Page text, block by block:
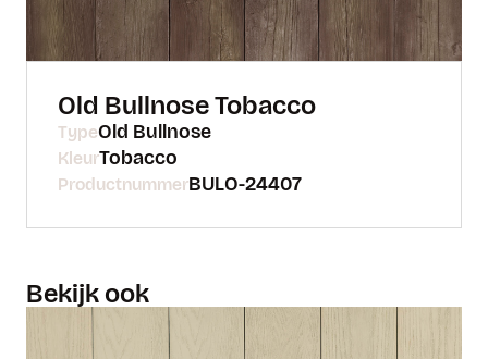
Old Bullnose Tobacco
TypeOld Bullnose
KleurTobacco
ProductnummerBULO-24407
Bekijk ook